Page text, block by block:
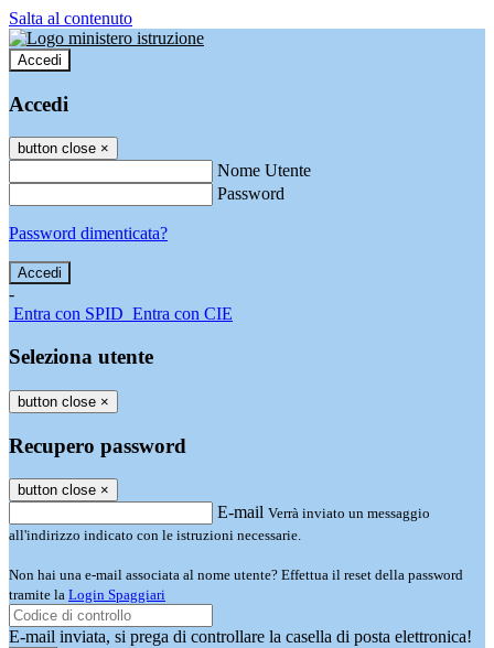
Salta al contenuto
Accedi
Accedi
button close ×
Nome Utente
Password
Password dimenticata?
-
Entra con SPID Entra con CIE
Seleziona utente
button close ×
Recupero password
button close ×
E-mail Verrà inviato un messaggio
all'indirizzo indicato con le istruzioni necessarie.
Non hai una e-mail associata al nome utente? Effettua il reset della password
tramite la Login Spaggiari
E-mail inviata, si prega di controllare la casella di posta elettronica!